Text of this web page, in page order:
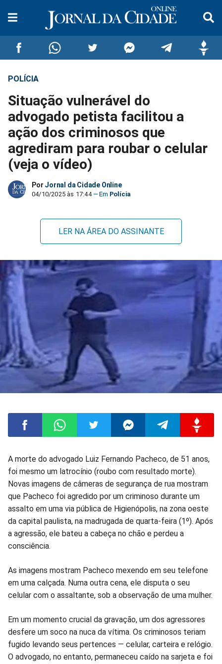
Compartilhar
no
Facebook
Compartilhar
no
Whatsapp
no
Twitter
no
MessengerTelegram
POLÍCIA
Situação vulnerável do
advogado petista facilitou a
ação dos criminosos que
agrediram para roubar o celular
(veja o vídeo)
Por Jornal da Cidade Online
04/10/2025 às 17:44 Polícia
LER NA ÁREA DO ASSINANTE
Compartilhar
no
Facebook
Compartilhar
no
Whatsapp
Compartilhar
no
Twitter
Compartilhar
no
Messenger
Compartilhar
no
Telegram
no
Gettr
A morte do advogado Luiz Fernando Pacheco, de 51 anos,
foi mesmo um latrocínio (roubo com resultado morte).
Novas imagens de câmeras de segurança de rua mostram
que Pacheco foi agredido por um criminoso durante um
assalto em uma via pública de Higienópolis, na zona oeste
da capital paulista, na madrugada de quarta-feira (1º). Após
a agressão, ele bateu a cabeça no chão e perdeu a
consciência.
As imagens mostram Pacheco mexendo em seu telefone
em uma calçada. Numa outra cena, ele disputa o seu
celular com o assaltante, sob a observação de uma mulher.
Em um momento crucial da gravação, um dos agressores
desfere um soco na nuca da vítima. Os criminosos teriam
fugido levando seus pertences — celular, carteira e relógio.
O advogado, no entanto, permaneceu caído na sarjeta e foi